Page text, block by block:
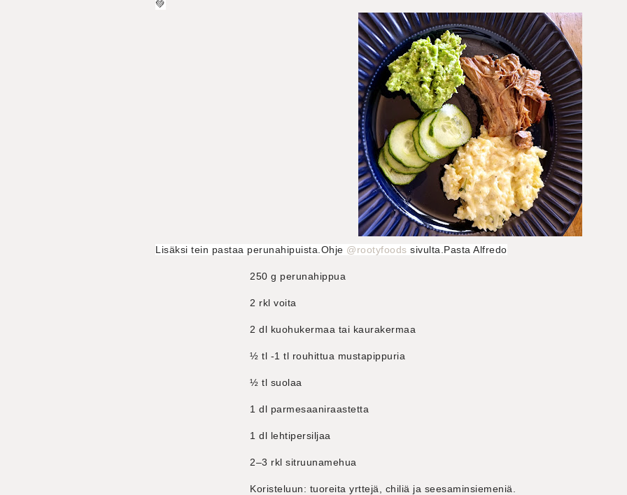
💚
Lisäksi tein pastaa perunahipuista.Ohje @rootyfoods sivulta.Pasta Alfredo
250 g perunahippua
2 rkl voita
2 dl kuohukermaa tai kaurakermaa
½ tl -1 tl rouhittua mustapippuria
½ tl suolaa
1 dl parmesaaniraastetta
1 dl lehtipersiljaa
2–3 rkl sitruunamehua
Koristeluun: tuoreita yrttejä, chiliä ja seesaminsiemeniä.